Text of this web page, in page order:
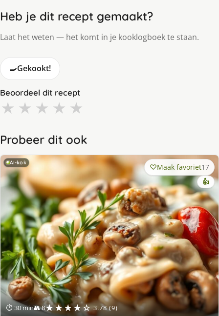
Heb je dit recept gemaakt?
Laat het weten — het komt in je kooklogboek te staan.
🍳Gekookt!
Beoordeel dit recept
★ ★ ★ ★ ★
Probeer dit ook
AI-kok
⏱ 30 min👥 8★★★★☆ 3.78 (9)
Maak favoriet17
👍